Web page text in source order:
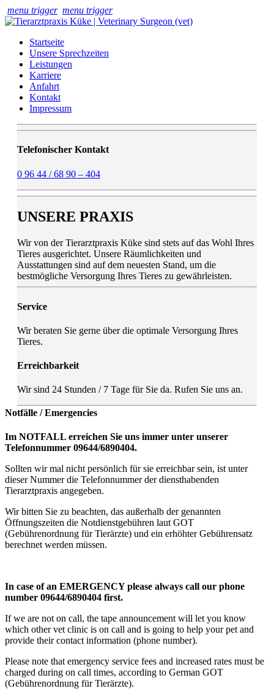
menu trigger menu trigger
Startseite
Unsere Sprechzeiten
Leistungen
Karriere
Anfahrt
Kontakt
Impressum
Telefonischer Kontakt
0 96 44 / 68 90 – 404
UNSERE PRAXIS
Wir von der Tierarztpraxis Küke sind stets auf das Wohl Ihres
Tieres ausgerichtet. Unsere Räumlichkeiten und
Ausstattungen sind auf dem neuesten Stand, um die
bestmögliche Versorgung Ihres Tieres zu gewährleisten.
Service
Wir beraten Sie gerne über die optimale Versorgung Ihres
Tieres.
Erreichbarkeit
Wir sind 24 Stunden / 7 Tage für Sie da. Rufen Sie uns an.
Notfälle / Emergencies
Im NOTFALL erreichen Sie uns immer unter unserer
Telefonnummer 09644/6890404.
Sollten wir mal nicht persönlich für sie erreichbar sein, ist unter
dieser Nummer die Telefonnummer der diensthabenden
Tierarztpraxis angegeben.
Wir bitten Sie zu beachten, das außerhalb der genannten
Öffnungszeiten die Notdienstgebühren laut GOT
(Gebührenordnung für Tierärzte) und ein erhöhter Gebührensatz
berechnet werden müssen.
In case of an EMERGENCY please always call our phone
number 09644/6890404 first.
If we are not on call, the tape announcement will let you know
which other vet clinic is on call and is going to help your pet and
provide their contact information (phone number).
Please note that emergency service fees and increased rates must be
charged during on call times, according to German GOT
(Gebührenordnung für Tierärzte).